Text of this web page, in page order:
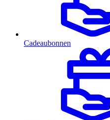
Cadeaubonnen